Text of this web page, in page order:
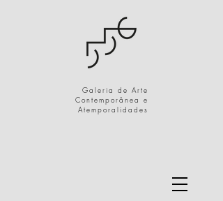
Galeria de Arte
Contemporânea e
Atemporalidades